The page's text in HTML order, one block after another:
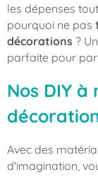
les dépenses
pourquoi ne pas
décorations ?
parfaite pour
Nos DIY
Avec des
d'imagination,